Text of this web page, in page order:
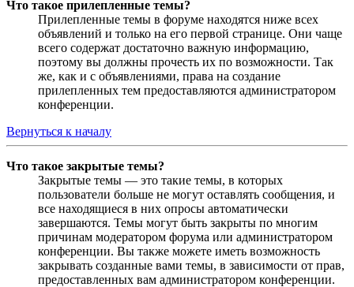
Что такое прилепленные темы?
Прилепленные темы в форуме находятся ниже всех
объявлений и только на его первой странице. Они чаще
всего содержат достаточно важную информацию,
поэтому вы должны прочесть их по возможности. Так
же, как и с объявлениями, права на создание
прилепленных тем предоставляются администратором
конференции.
Вернуться к началу
Что такое закрытые темы?
Закрытые темы — это такие темы, в которых
пользователи больше не могут оставлять сообщения, и
все находящиеся в них опросы автоматически
завершаются. Темы могут быть закрыты по многим
причинам модератором форума или администратором
конференции. Вы также можете иметь возможность
закрывать созданные вами темы, в зависимости от прав,
предоставленных вам администратором конференции.